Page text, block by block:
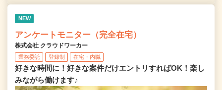
NEW
アンケートモニター（完全在宅）
株式会社 クラウドワーカー
業務委託 登録制 在宅・内職
好きな時間に！好きな案件だけエントリすればOK！楽し
みながら働けます♪